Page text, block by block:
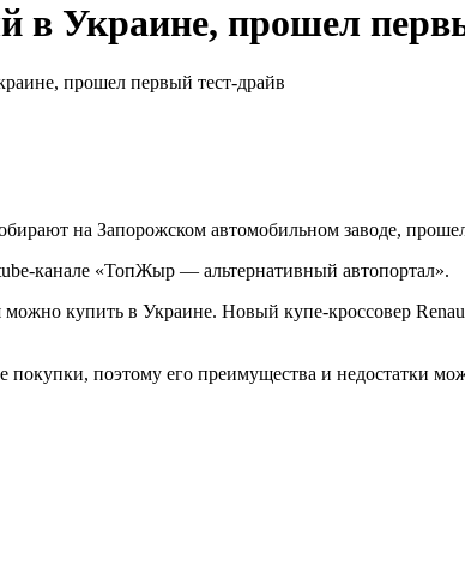
в Украине, прошел
прошел первый тест-драйв
на Запорожском автомобильном заводе,
канале «ТопЖыр — альтернативный автопортал».
можно купить в Украине. Новый купе-кроссовер
поэтому его преимущества и недостатки